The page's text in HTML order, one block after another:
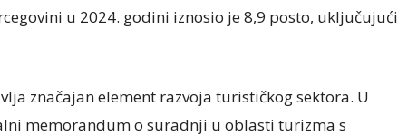
u 2024. godini iznosio je 8,9 posto, uključujući
značajan element razvoja turističkog sektora. U
memorandum o suradnji u oblasti turizma s